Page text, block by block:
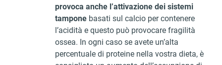
provoca anche l’attivazione dei sistemi
tampone basati sul calcio per contenere
l’acidità e questo può provocare fragilità
ossea. In ogni caso se avete un’alta
percentuale di proteine nella vostra dieta, è